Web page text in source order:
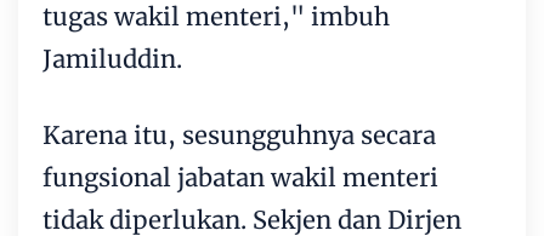
tugas wakil menteri," imbuh
Jamiluddin.
Karena itu, sesungguhnya secara
fungsional jabatan wakil menteri
tidak diperlukan. Sekjen dan Dirjen